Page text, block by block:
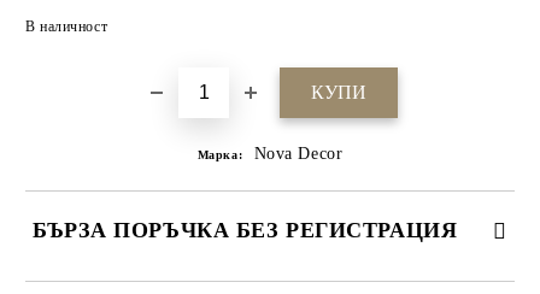
В наличност
Марка: Nova Decor
БЪРЗА ПОРЪЧКА БЕЗ РЕГИСТРАЦИЯ